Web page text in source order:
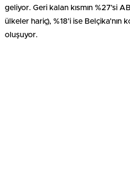
geliyor. Geri kalan kısmın %27’si
ülkeler hariç), %18’i ise Belçika’nın
oluşuyor.